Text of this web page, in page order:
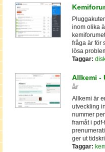
inom olika
fråga är för
lösa
Taggar:
Allkemi -
år
Allkemi är
utveckling
nummer
framåt i
ger ut
Taggar: